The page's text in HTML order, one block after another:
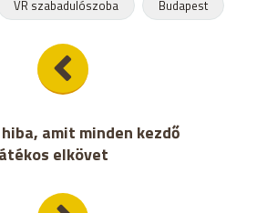
VR szabadulószoba Budapest
amit minden kezdő
elkövet